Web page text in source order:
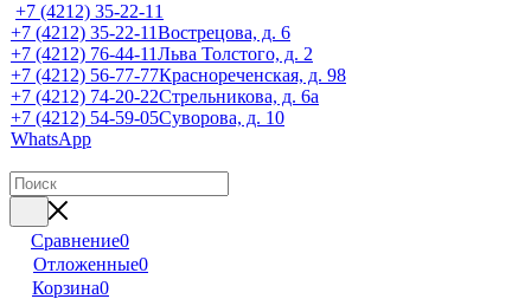
+7 (4212) 35-22-11
+7 (4212) 35-22-11Вострецова, д. 6
+7 (4212) 76-44-11Льва Толстого, д. 2
+7 (4212) 56-77-77Краснореченская, д. 98
+7 (4212) 74-20-22Стрельникова, д. 6а
+7 (4212) 54-59-05Суворова, д. 10
WhatsApp
Сравнение0
Отложенные0
Корзина0